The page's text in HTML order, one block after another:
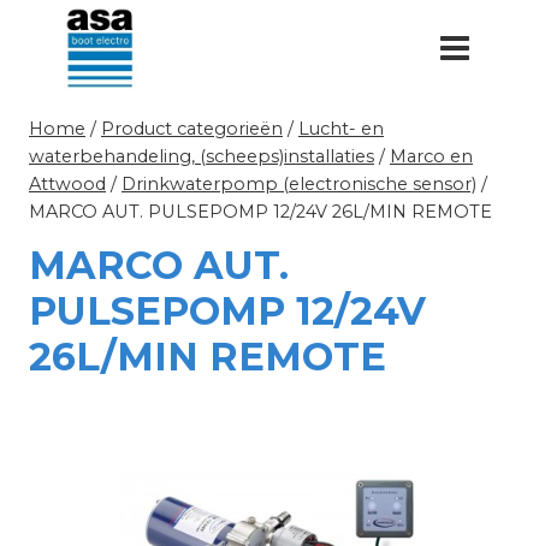
Doorgaan
inhoud
Home / Product categorieën / Lucht- en
waterbehandeling, (scheeps)installaties / Marco en
Attwood / Drinkwaterpomp (electronische sensor) /
MARCO AUT. PULSEPOMP 12/24V 26L/MIN REMOTE
MARCO AUT.
PULSEPOMP 12/24V
26L/MIN REMOTE